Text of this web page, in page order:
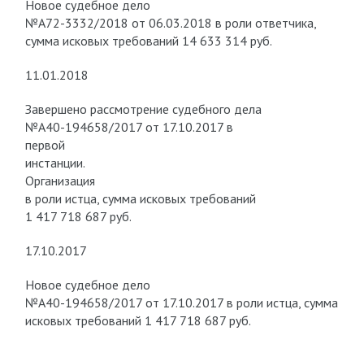
Новое судебное дело
№А72-3332/2018 от 06.03.2018 в роли ответчика,
сумма исковых требований 14 633 314 руб.
11.01.2018
Завершено рассмотрение судебного дела
№А40-194658/2017 от 17.10.2017 в
первой
инстанции.
Организация
в роли истца, сумма исковых требований
1 417 718 687 руб.
17.10.2017
Новое судебное дело
№А40-194658/2017 от 17.10.2017 в роли истца, сумма
исковых требований 1 417 718 687 руб.